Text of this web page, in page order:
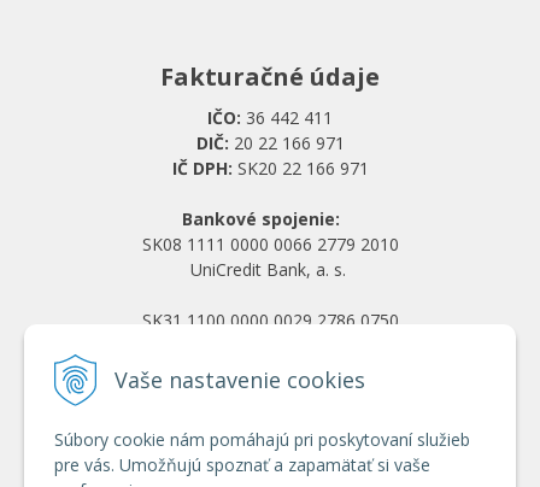
Vaše nastavenie cookies
Súbory cookie nám pomáhajú pri poskytovaní služieb
pre vás. Umožňujú spoznať a zapamätať si vaše
Fakturačné údaje
IČO: 36 442 411
DIČ: 20 22 166 971
IČ DPH: SK20 22 166 971
Bankové spojenie:
SK08 1111 0000 0066 2779 2010
UniCredit Bank, a. s.
SK31 1100 0000 0029 2786 0750
Obchodné podmienky
Ochrana osobných údajov